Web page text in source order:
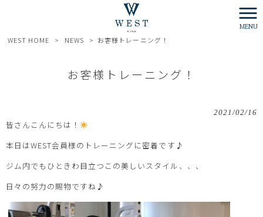
MENU
WEST HOME > NEWS > お客様トレーニング！
お客様トレーニング！
2021/02/16
皆さんこんにちは！
本日はWEST会員様のトレーニングに密着です♪
ジム内でもひときわ目立つこの美しいスタイル、、、
日々の努力の賜物ですね♪